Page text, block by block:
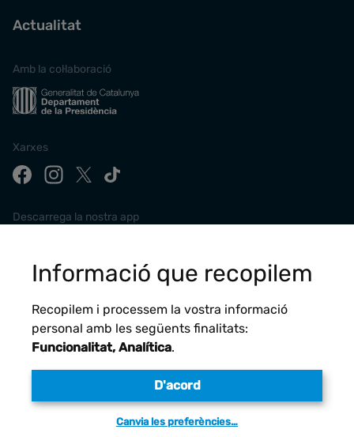
Actualitat
Amb la col·laboració
Xarxes
Descarrega la nostra app
Avís legal
Informació que recopilem
Recopilem i processem la vostra informació
personal amb les següents finalitats:
Funcionalitat, Analítica.
D'acord
Canvia les preferències…